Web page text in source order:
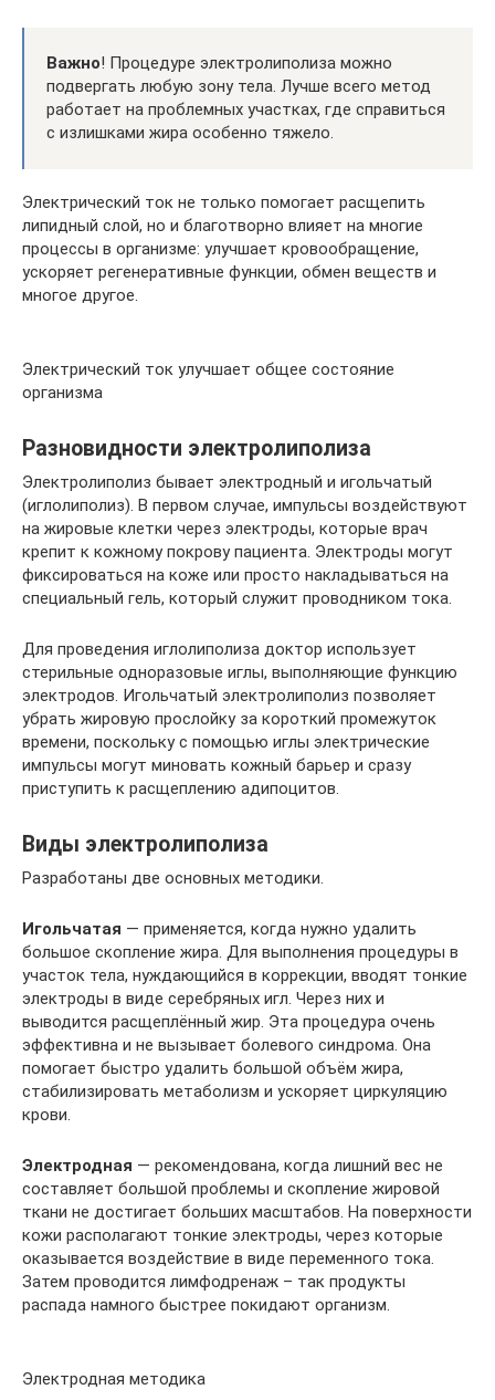
Важно! Процедуре электролиполиза можно
подвергать любую зону тела. Лучше всего метод
работает на проблемных участках, где справиться
с излишками жира особенно тяжело.
Электрический ток не только помогает расщепить
липидный слой, но и благотворно влияет на многие
процессы в организме: улучшает кровообращение,
ускоряет регенеративные функции, обмен веществ и
многое другое.
Электрический ток улучшает общее состояние
организма
Разновидности электролиполиза
Электролиполиз бывает электродный и игольчатый
(иглолиполиз). В первом случае, импульсы воздействуют
на жировые клетки через электроды, которые врач
крепит к кожному покрову пациента. Электроды могут
фиксироваться на коже или просто накладываться на
специальный гель, который служит проводником тока.
Для проведения иглолиполиза доктор использует
стерильные одноразовые иглы, выполняющие функцию
электродов. Игольчатый электролиполиз позволяет
убрать жировую прослойку за короткий промежуток
времени, поскольку с помощью иглы электрические
импульсы могут миновать кожный барьер и сразу
приступить к расщеплению адипоцитов.
Виды электролиполиза
Разработаны две основных методики.
Игольчатая — применяется, когда нужно удалить
большое скопление жира. Для выполнения процедуры в
участок тела, нуждающийся в коррекции, вводят тонкие
электроды в виде серебряных игл. Через них и
выводится расщеплённый жир. Эта процедура очень
эффективна и не вызывает болевого синдрома. Она
помогает быстро удалить большой объём жира,
стабилизировать метаболизм и ускоряет циркуляцию
крови.
Электродная — рекомендована, когда лишний вес не
составляет большой проблемы и скопление жировой
ткани не достигает больших масштабов. На поверхности
кожи располагают тонкие электроды, через которые
оказывается воздействие в виде переменного тока.
Затем проводится лимфодренаж – так продукты
распада намного быстрее покидают организм.
Электродная методика